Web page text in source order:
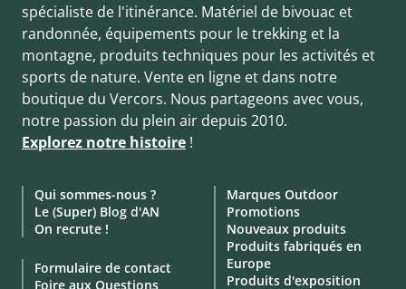
spécialiste de l'itinérance. Matériel de bivouac et
randonnée, équipements pour le trekking et la
montagne, produits techniques pour les activités et
sports de nature. Vente en ligne et dans notre
boutique du Vercors. Nous partageons avec vous,
notre passion du plein air depuis 2010.
Explorez notre histoire !
Qui sommes-nous ?
Le (Super) Blog d'AN
On recrute !
Formulaire de contact
Foire aux Questions
Marques Outdoor
Promotions
Nouveaux produits
Produits fabriqués en
Europe
Produits d'exposition